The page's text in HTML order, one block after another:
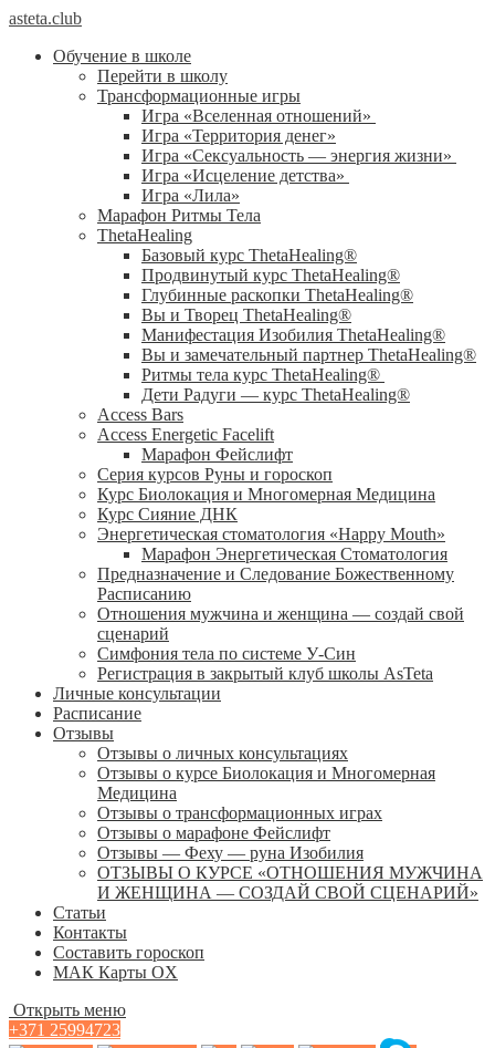
asteta.club
Обучение в школе
Перейти в школу
Трансформационные игры
Игра «Вселенная отношений»
Игра «Территория денег»
Игра «Сексуальность — энергия жизни»
Игра «Исцеление детства»
Игра «Лила»
Марафон Ритмы Тела
ThetaHealing
Базовый курс ThetaHealing®
Продвинутый курс ThetaHealing®
Глубинные раскопки ThetaHealing®
Вы и Творец ThetaHealing®
Манифестация Изобилия ThetaHealing®
Вы и замечательный партнер ThetaHealing®
Ритмы тела курс ThetaHealing®
Дети Радуги — курс ThetaHealing®
Access Bars
Access Energetic Facelift
Марафон Фейслифт
Серия курсов Руны и гороскоп
Курс Биолокация и Многомерная Медицина
Курс Сияние ДНК
Энергетическая стоматология «Happy Mouth»
Марафон Энергетическая Cтоматология
Предназначение и Следование Божественному
Расписанию
Отношения мужчина и женщина — создай свой
сценарий
Симфония тела по системе У-Син
Регистрация в закрытый клуб школы AsTeta
Личные консультации
Расписание
Отзывы
Отзывы о личных консультациях
Отзывы о курсе Биолокация и Многомерная
Медицина
Отзывы о трансформационных играх
Отзывы о марафоне Фейслифт
Отзывы — Феху — руна Изобилия
ОТЗЫВЫ О КУРСЕ «ОТНОШЕНИЯ МУЖЧИНА
И ЖЕНЩИНА — СОЗДАЙ СВОЙ СЦЕНАРИЙ»
Статьи
Контакты
Составить гороскоп
МАК Карты OХ
Открыть меню
+371 25994723